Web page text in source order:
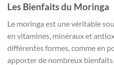
Les Bienfaits du Moringa
Le moringa est une véritable
en vitamines, minéraux et
différentes formes, comme en
apporter de nombreux bienfaits